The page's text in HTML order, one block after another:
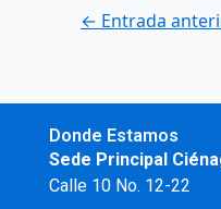
← Entrada
Donde Estamos
Sede Principal
Calle 10 No. 12-22